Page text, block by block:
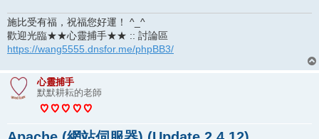
施比受有福，祝福您好運！ ^_^
歡迎光臨★★心靈捕手★★ :: 討論區
https://wang5555.dnsfor.me/phpBB3/
心靈捕手
默默耕耘的老師